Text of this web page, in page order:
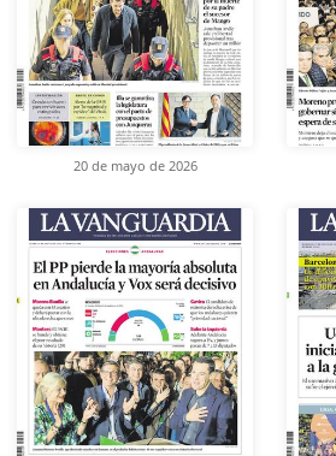
20 de mayo de 2026